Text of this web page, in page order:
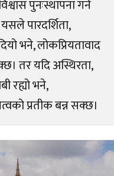
पुनःस्थापना गर्ने
पारदर्शिता,
भने, लोकप्रियतावाद
तर यदि अस्थिरता,
रह्यो भने,
प्रतीक बन्न सक्छ।